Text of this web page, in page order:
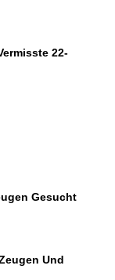
22-
Gesucht
Und